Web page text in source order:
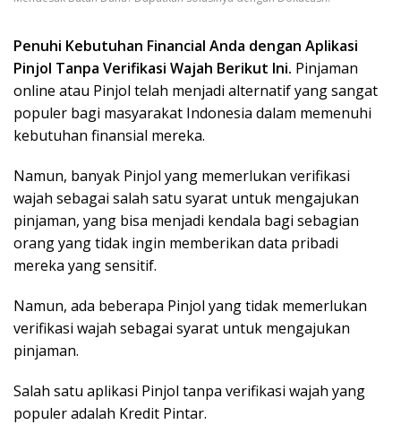
Penuhi Kebutuhan Financial Anda dengan Aplikasi
Pinjol Tanpa Verifikasi Wajah Berikut Ini. Pinjaman
online atau Pinjol telah menjadi alternatif yang sangat
populer bagi masyarakat Indonesia dalam memenuhi
kebutuhan finansial mereka.
Namun, banyak Pinjol yang memerlukan verifikasi
wajah sebagai salah satu syarat untuk mengajukan
pinjaman, yang bisa menjadi kendala bagi sebagian
orang yang tidak ingin memberikan data pribadi
mereka yang sensitif.
Namun, ada beberapa Pinjol yang tidak memerlukan
verifikasi wajah sebagai syarat untuk mengajukan
pinjaman.
Salah satu aplikasi Pinjol tanpa verifikasi wajah yang
populer adalah Kredit Pintar.